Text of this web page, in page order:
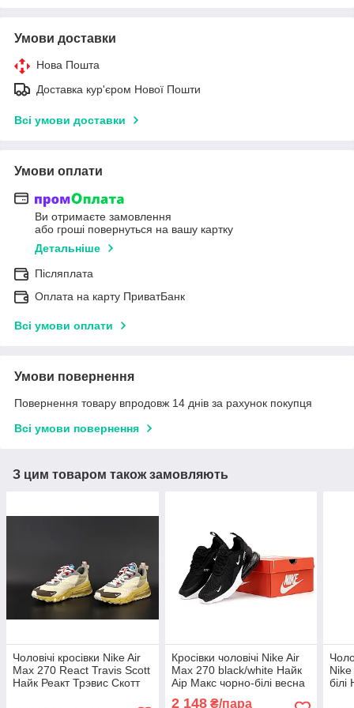
Умови доставки
Нова Пошта
Доставка кур'єром Нової Пошти
Всі умови доставки
Умови оплати
Ви отримаєте замовлення
або гроші повернуться на вашу картку
Детальніше
Післяплата
Оплата на карту ПриватБанк
Всі умови оплати
Умови повернення
Повернення товару впродовж 14 днів за рахунок покупця
Всі умови повернення
З цим товаром також замовляють
Чоловічі кросівки Nike Air
Max 270 React Travis Scott
Найк Реакт Трэвис Скотт
Кросівки чоловічі Nike Air
Max 270 black/white Найк
Аір Макс чорно-білі весна
2 148₴/пара